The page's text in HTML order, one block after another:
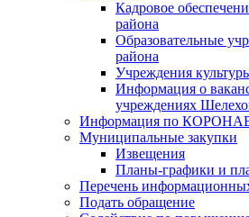
Кадровое
района
Образовательные
района
Учреждения
Информация о
учреждениях
Информация по
Муниципальные закупки
Извещения
Планы-графики и
Перечень
Подать обращение